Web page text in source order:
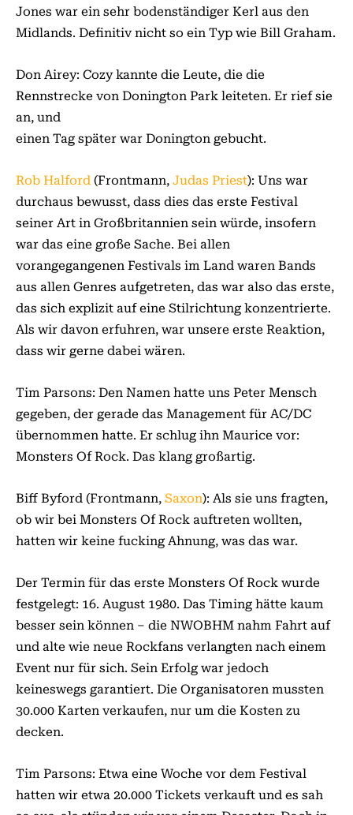
Jones war ein sehr bodenständiger Kerl aus den
Midlands. Definitiv nicht so ein Typ wie Bill Graham.
Don Airey: Cozy kannte die Leute, die die
Rennstrecke von Donington Park leiteten. Er rief sie
an, und
einen Tag später war Donington gebucht.
Rob Halford (Frontmann, Judas Priest): Uns war
durchaus bewusst, dass dies das erste Festival
seiner Art in Großbritannien sein würde, insofern
war das eine große Sache. Bei allen
vorangegangenen Festivals im Land waren Bands
aus allen Genres aufgetreten, das war also das erste,
das sich explizit auf eine Stilrichtung konzentrierte.
Als wir davon erfuhren, war unsere erste Reaktion,
dass wir gerne dabei wären.
Tim Parsons: Den Namen hatte uns Peter Mensch
gegeben, der gerade das Management für AC/DC
übernommen hatte. Er schlug ihn Maurice vor:
Monsters Of Rock. Das klang großartig.
Biff Byford (Frontmann, Saxon): Als sie uns fragten,
ob wir bei Monsters Of Rock auftreten wollten,
hatten wir keine fucking Ahnung, was das war.
Der Termin für das erste Monsters Of Rock wurde
festgelegt: 16. August 1980. Das Timing hätte kaum
besser sein können – die NWOBHM nahm Fahrt auf
und alte wie neue Rockfans verlangten nach einem
Event nur für sich. Sein Erfolg war jedoch
keineswegs garantiert. Die Organisatoren mussten
30.000 Karten verkaufen, nur um die Kosten zu
decken.
Tim Parsons: Etwa eine Woche vor dem Festival
hatten wir etwa 20.000 Tickets verkauft und es sah